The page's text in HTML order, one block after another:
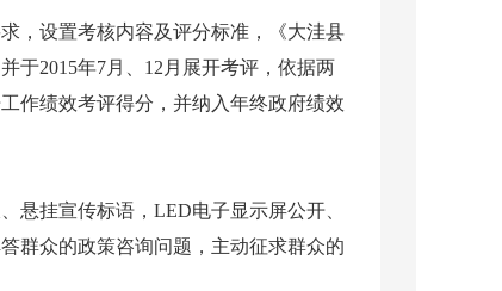
，设置考核内容及评分标准，《大洼县
于2015年7月、12月展开考评，依据两
作绩效考评得分，并纳入年终政府绩效
悬挂宣传标语，LED电子显示屏公开、
群众的政策咨询问题，主动征求群众的